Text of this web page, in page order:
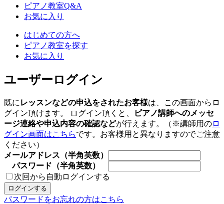
ピアノ教室Q&A
お気に入り
はじめての方へ
ピアノ教室を探す
お気に入り
ユーザーログイン
既に レッスンなどの申込をされたお客様は、この画面からロ
グイン頂けます。 ログイン頂くと、
ピアノ講師へのメッセ
ージ連絡や申込内容の確認などが行えます。（※講師用のロ
グイン画面はこちらです。お客様用と異なりますのでご注意
ください）
メールアドレス（半角英数）
パスワード（半角英数）
次回から自動ログインする
パスワードをお忘れの方はこちら